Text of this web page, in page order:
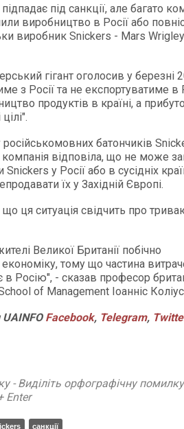
під санкції, але багато
виробництво в Росії або
виробник Snickers - Mars
гігант оголосив у березні
з Росії та не експортуватиме в
продуктів в країні, а
батончиків
відповіла, що не може
у Росії або в сусідніх
їх у Західній Європі.
ця ситуація свідчить про
Великої Британії побічно
тому що частина
Росію", - сказав професор
of Management Іоанніс
UAINFO Facebook, Telegram,
- Виділіть орфографічну помилку
Enter
санкції